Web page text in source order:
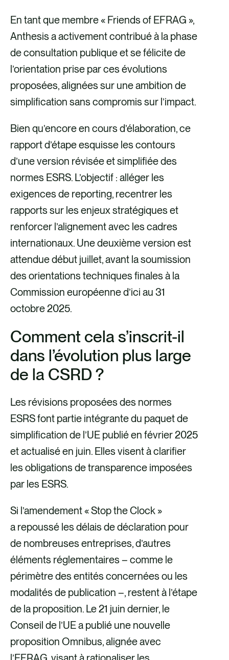
k
e
d
i
n
e
b
o
o
k
a
i
l
En tant que membre « Friends of EFRAG »,
Anthesis a activement contribué à la phase
de consultation publique et se félicite de
l’orientation prise par ces évolutions
proposées, alignées sur une ambition de
simplification sans compromis sur l’impact.
Bien qu’encore en cours d’élaboration, ce
rapport d’étape esquisse les contours
d’une version révisée et simplifiée des
normes ESRS. L’objectif : alléger les
exigences de reporting, recentrer les
rapports sur les enjeux stratégiques et
renforcer l’alignement avec les cadres
internationaux. Une deuxième version est
attendue début juillet, avant la soumission
des orientations techniques finales à la
Commission européenne d’ici au 31
octobre 2025.
Comment cela s’inscrit-il
dans l’évolution plus large
de la CSRD ?
Les révisions proposées des normes
ESRS font partie intégrante du paquet de
simplification de l’UE publié en février 2025
et actualisé en juin. Elles visent à clarifier
les obligations de transparence imposées
par les ESRS.
Si l’amendement « Stop the Clock »
a repoussé les délais de déclaration pour
de nombreuses entreprises, d’autres
éléments réglementaires – comme le
périmètre des entités concernées ou les
modalités de publication –, restent à l’étape
de la proposition. Le 21 juin dernier, le
Conseil de l’UE a publié une nouvelle
proposition Omnibus, alignée avec